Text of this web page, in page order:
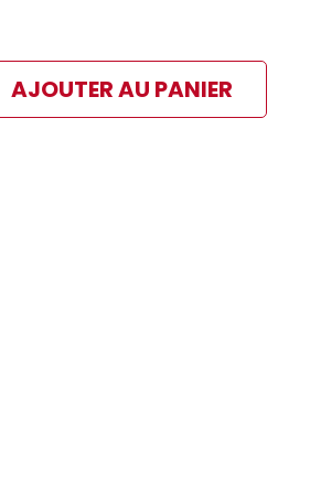
AJOUTER AU PANIER
sélectionné